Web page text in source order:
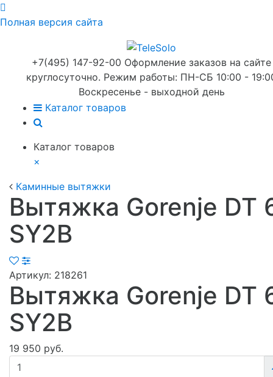
Полная версия сайта
+7(495) 147-92-00 Оформление заказов на сайте
круглосуточно. Режим работы: ПН-СБ 10:00 -
Воскресенье - выходной день
Каталог товаров
Каталог товаров
×
Каминные вытяжки
Вытяжка Gorenje DT
SY2B
Артикул: 218261
Вытяжка Gorenje DT
SY2B
19 950 руб.